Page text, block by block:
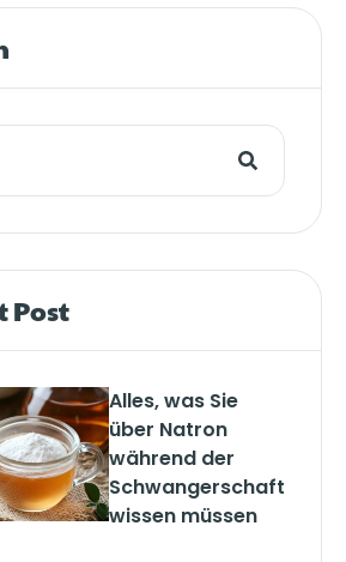
Post
Alles, was Sie
über Natron
während der
Schwangerschaft
wissen müssen